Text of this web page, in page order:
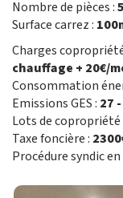
Nombre de pièces :
Surface carrez :
Charges
chauffage + 20€/
Consommation
Emissions GES : 27 -
Lots de
Taxe foncière :
Procédure syndic